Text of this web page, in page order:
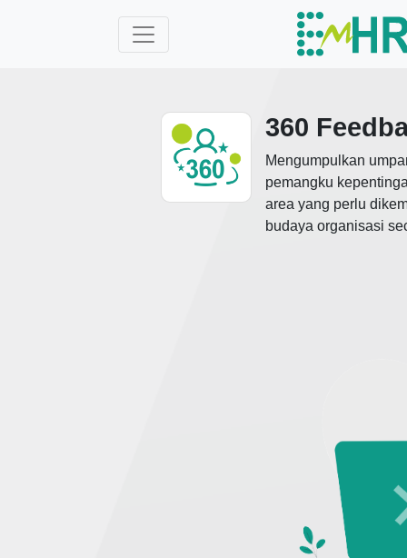
360
Mengumpulkan
pemangku
area yang perlu
budaya organisasi